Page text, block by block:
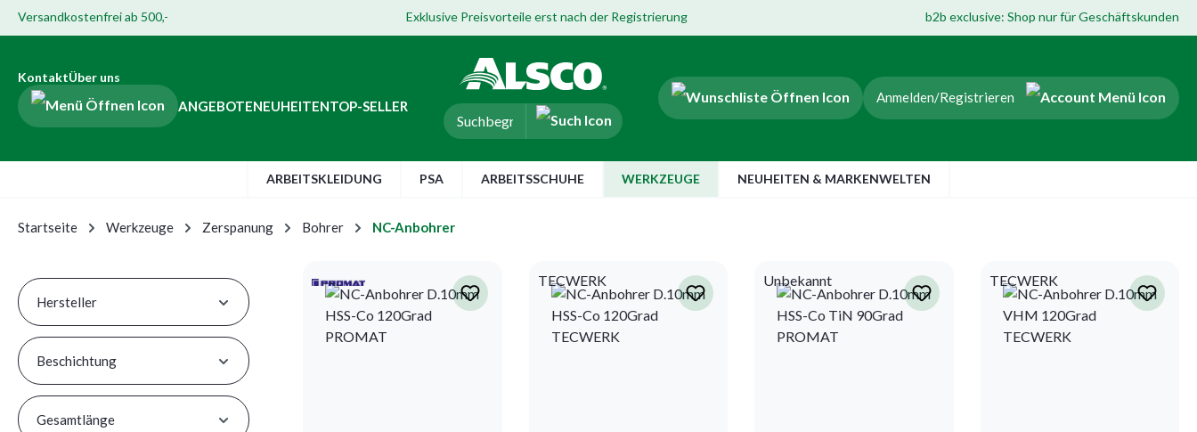
springen
Suche springen
Zur Hauptnavigation springen
Zur Navigation der B2B-Plattform springen
Versandkostenfrei ab 500,- Exklusive Preisvorteile erst nach der Registrierung b2b exclusive: Shop nur für Geschäftskunden
KontaktÜber uns
ANGEBOTENEUHEITENTOP-SELLER
Anmelden/Registrieren
ARBEITSKLEIDUNG PSA ARBEITSSCHUHE WERKZEUGE NEUHEITEN & MARKENWELTEN
Startseite Werkzeuge Zerspanung Bohrer NC-Anbohrer
Hersteller
Beschichtung
Gesamtlänge
TECWERK Unbekannt TECWERK